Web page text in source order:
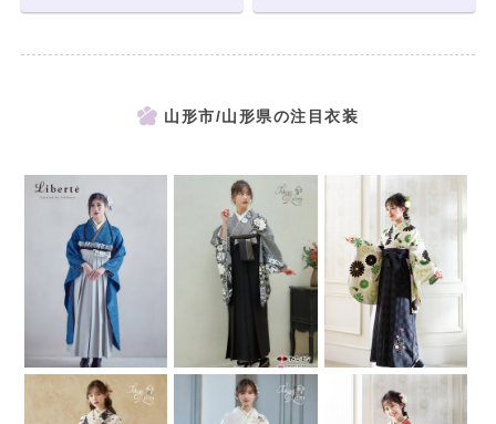
山形市/山形県の注目衣装